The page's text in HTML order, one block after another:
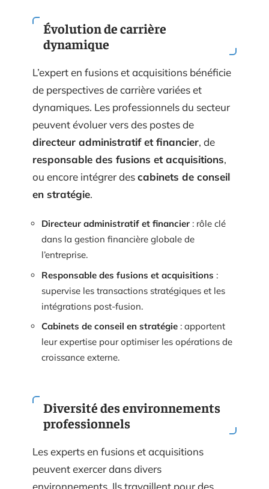
Évolution de carrière
dynamique
L’expert en fusions et acquisitions bénéficie
de perspectives de carrière variées et
dynamiques. Les professionnels du secteur
peuvent évoluer vers des postes de
directeur administratif et financier, de
responsable des fusions et acquisitions,
ou encore intégrer descabinets de conseil
en stratégie.
Directeur administratif et financier : rôle clé
dans la gestion financière globale de
l’entreprise.
Responsable des fusions et acquisitions :
supervise les transactions stratégiques et les
intégrations post-fusion.
Cabinets de conseil en stratégie : apportent
leur expertise pour optimiser les opérations de
croissance externe.
Diversité des environnements
professionnels
Les experts en fusions et acquisitions
peuvent exercer dans divers
environnements. Ils travaillent pour des